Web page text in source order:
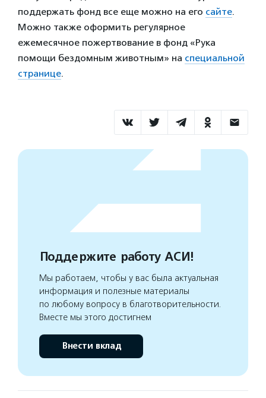
поддержать фонд все еще можно на его сайте.
Можно также оформить регулярное
ежемесячное пожертвование в фонд «Рука
помощи бездомным животным» на специальной
странице.
Поддержите работу АСИ!
Мы работаем, чтобы у вас была актуальная
информация и полезные материалы
по любому вопросу в благотворительности.
Вместе мы этого достигнем
Внести вклад